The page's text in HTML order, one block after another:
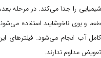
شیمیایی را جدا می‌کند. در مرحله
طعم و بوی ناخوشایند استفاده
کامل آب انجام می‌شود. فیلترهای
تعویض مداوم ندارند.